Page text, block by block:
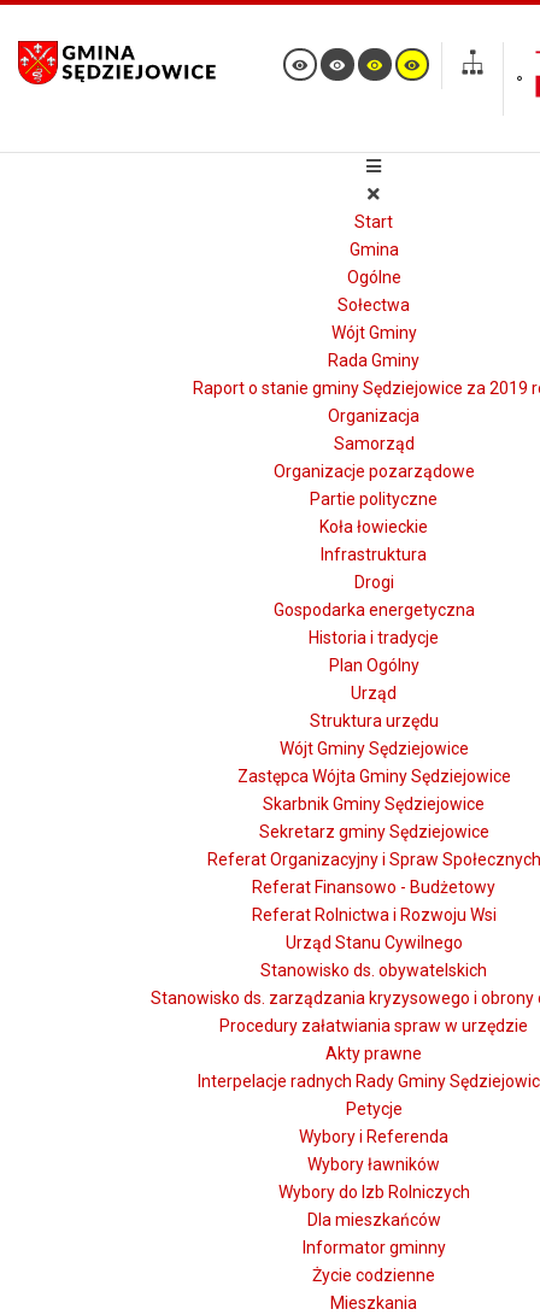
Start
Gmina
Ogólne
Sołectwa
Wójt Gminy
Rada Gminy
Raport o stanie gminy Sędziejowice za 2019
Organizacja
Samorząd
Organizacje pozarządowe
Partie polityczne
Koła łowieckie
Infrastruktura
Drogi
Gospodarka energetyczna
Historia i tradycje
Plan Ogólny
Urząd
Struktura urzędu
Wójt Gminy Sędziejowice
Zastępca Wójta Gminy Sędziejowice
Skarbnik Gminy Sędziejowice
Sekretarz gminy Sędziejowice
Referat Organizacyjny i Spraw Społecznych
Referat Finansowo - Budżetowy
Referat Rolnictwa i Rozwoju Wsi
Urząd Stanu Cywilnego
Stanowisko ds. obywatelskich
Stanowisko ds. zarządzania kryzysowego i obrony
Procedury załatwiania spraw w urzędzie
Akty prawne
Interpelacje radnych Rady Gminy
Petycje
Wybory i Referenda
Wybory ławników
Wybory do Izb Rolniczych
Dla mieszkańców
Informator gminny
Życie codzienne
Mieszkania